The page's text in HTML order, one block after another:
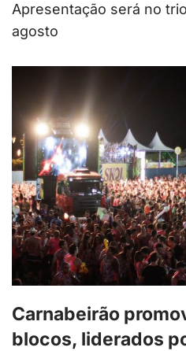
Apresentação será no
agosto
Carnabeirão
blocos, liderados